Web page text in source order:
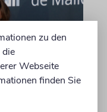
zu den
Webseite
finden Sie